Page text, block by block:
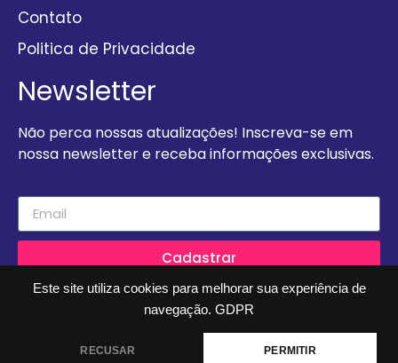
Este site utiliza cookies para melhorar sua experiência de
navegação. GDPR
RECUSAR PERMITIR
Contato
Politica de Privacidade
Newsletter
Não perca nossas atualizações! Inscreva-se em
nossa newsletter e receba informações exclusivas.
Cadastrar
2023 - Todos os Direitos Reservados - Arca Criança Da Gente